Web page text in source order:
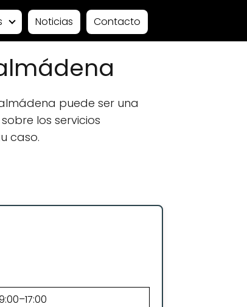
Noticias Contacto
puede ser una
los servicios
caso.